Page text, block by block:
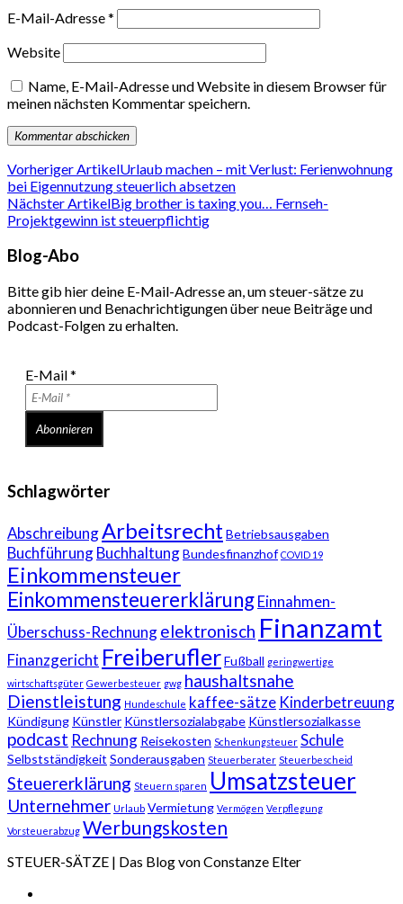
E-Mail-Adresse*
Website
Name, E-Mail-Adresse und Website in diesem Browser für
meinen nächsten Kommentar speichern.
Vorheriger ArtikelUrlaub machen – mit Verlust: Ferienwohnung
bei Eigennutzung steuerlich absetzen
Nächster ArtikelBig brother is taxing you… Fernseh-
Projektgewinn ist steuerpflichtig
Blog-Abo
Bitte gib hier deine E-Mail-Adresse an, um steuer-sätze zu
abonnieren und Benachrichtigungen über neue Beiträge und
Podcast-Folgen zu erhalten.
E-Mail*
Schlagwörter
AbschreibungArbeitsrechtBetriebsausgaben
BuchführungBuchhaltungBundesfinanzhof COVID 19
Einkommensteuer
EinkommensteuererklärungEinnahmen-
Überschuss-Rechnungelektronisch Finanzamt
Finanzgericht FreiberuflerFußball geringwertige
wirtschaftsgüter Gewerbesteuer gwg haushaltsnahe
Dienstleistung Hundeschule kaffee-sätze Kinderbetreuung
Kündigung Künstler Künstlersozialabgabe Künstlersozialkasse
podcast Rechnung Reisekosten Schenkungsteuer Schule
Selbstständigkeit Sonderausgaben Steuerberater Steuerbescheid
Steuererklärung Steuern sparen Umsatzsteuer
Unternehmer Urlaub Vermietung Vermögen Verpflegung
Vorsteuerabzug Werbungskosten
STEUER-SÄTZE | Das Blog von Constanze Elter